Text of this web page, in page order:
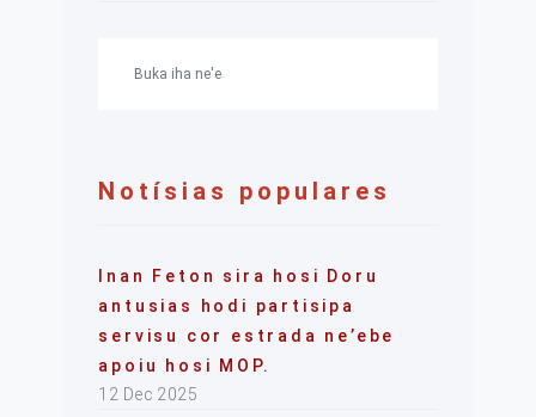
Notísias populares
Inan Feton sira hosi Doru
antusias hodi partisipa
servisu cor estrada ne’ebe
apoiu hosi MOP.
12 Dec 2025